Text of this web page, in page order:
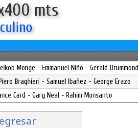
mts
Monge - Emmanuel Niño - Gerald Drummond
Braghieri - Samuel Ibañez - George Erazo
Card - Gary Neal - Rahim Monsanto